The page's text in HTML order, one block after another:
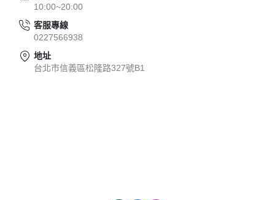
10:00~20:00
客服專線
0227566938
地址
台北市信義區松隆路327號B1